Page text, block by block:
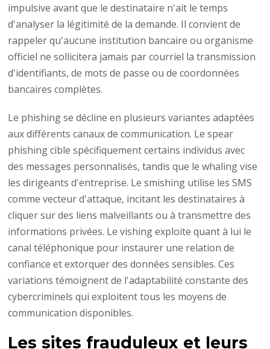
impulsive avant que le destinataire n'ait le temps
d'analyser la légitimité de la demande. Il convient de
rappeler qu'aucune institution bancaire ou organisme
officiel ne sollicitera jamais par courriel la transmission
d'identifiants, de mots de passe ou de coordonnées
bancaires complètes.
Le phishing se décline en plusieurs variantes adaptées
aux différents canaux de communication. Le spear
phishing cible spécifiquement certains individus avec
des messages personnalisés, tandis que le whaling vise
les dirigeants d'entreprise. Le smishing utilise les SMS
comme vecteur d'attaque, incitant les destinataires à
cliquer sur des liens malveillants ou à transmettre des
informations privées. Le vishing exploite quant à lui le
canal téléphonique pour instaurer une relation de
confiance et extorquer des données sensibles. Ces
variations témoignent de l'adaptabilité constante des
cybercriminels qui exploitent tous les moyens de
communication disponibles.
Les sites frauduleux et leurs